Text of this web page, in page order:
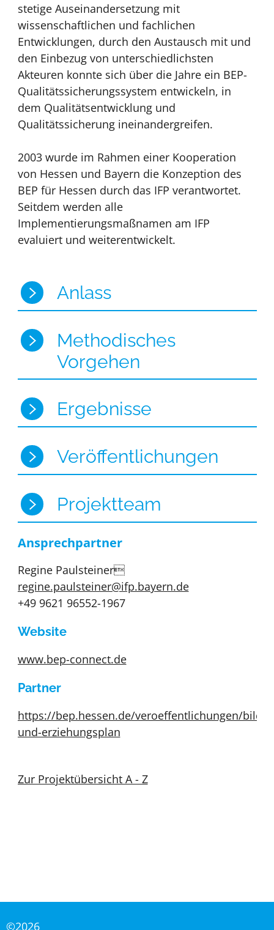
stetige Auseinandersetzung mit
wissenschaftlichen und fachlichen
Entwicklungen, durch den Austausch mit und
den Einbezug von unterschiedlichsten
Akteuren konnte sich über die Jahre ein BEP-
Qualitätssicherungssystem entwickeln, in
dem Qualitätsentwicklung und
Qualitätssicherung ineinandergreifen.
2003 wurde im Rahmen einer Kooperation
von Hessen und Bayern die Konzeption des
BEP für Hessen durch das IFP verantwortet.
Seitdem werden alle
Implementierungsmaßnamen am IFP
evaluiert und weiterentwickelt.
Anlass
Methodisches
Vorgehen
Ergebnisse
Veröffentlichungen
Projektteam
Ansprechpartner
Regine Paulsteiner
regine.paulsteiner@ifp.bayern.de
+49 9621 96552-1967
Website
www.bep-connect.de
Partner
https://bep.hessen.de/veroeffentlichungen/
und-erziehungsplan
Zur Projektübersicht A - Z
©2026